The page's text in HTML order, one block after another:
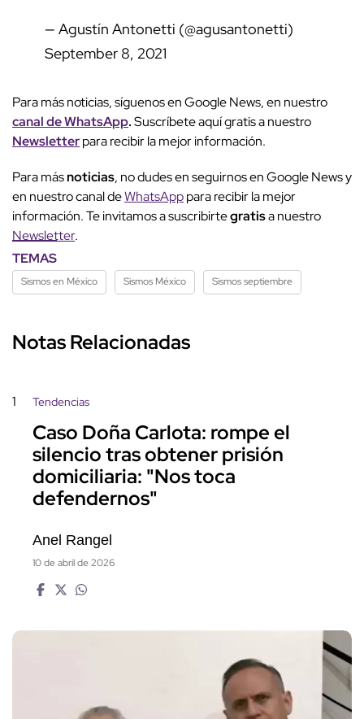
— Agustín Antonetti (@agusantonetti)
September 8, 2021
Para más noticias, síguenos en Google News, en nuestro
canal de WhatsApp.Suscríbete aquí gratis a nuestro
Newsletterpara recibir la mejor información.
Para másnoticias, no dudes en seguirnos en Google News y
en nuestro canal deWhatsApppara recibir la mejor
información. Te invitamos a suscribirtegratisa nuestro
Newsletter.
TEMAS
Sismos en México Sismos México Sismos septiembre
Notas Relacionadas
1 Tendencias
Caso Doña Carlota: rompe el
silencio tras obtener prisión
domiciliaria: "Nos toca
defendernos"
Anel Rangel
10 de abril de 2026